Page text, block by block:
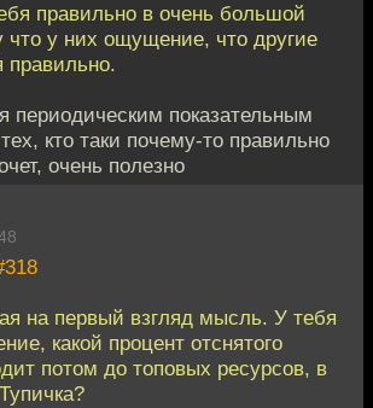
правильно в очень большой
что у них ощущение, что другие
правильно.
периодическим показательным
кто таки почему-то правильно
очень полезно
на первый взгляд мысль. У тебя
какой процент отснятого
потом до топовых ресурсов, в